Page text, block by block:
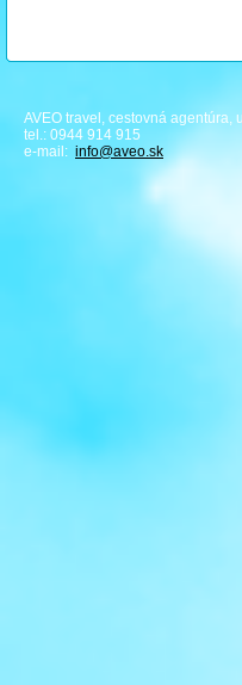
AVEO travel, cestovná agentúra,
tel.: 0944 914 915
e-mail: info@aveo.sk